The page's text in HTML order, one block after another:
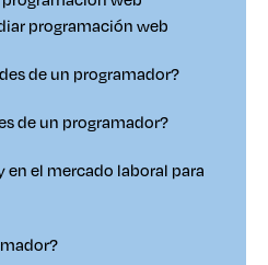
programación web
de un programador?
de un programador?
el mercado laboral para